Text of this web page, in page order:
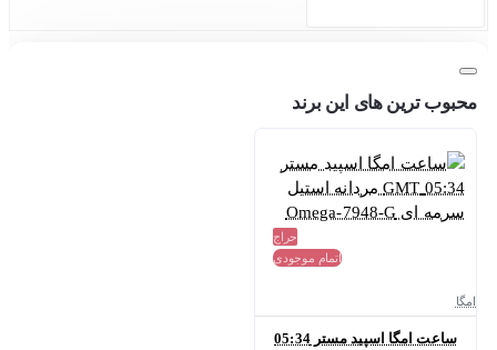
محبوب ترین های این برند
حراج
اتمام موجودی
امگا
ساعت امگا اسپید مستر 05:34